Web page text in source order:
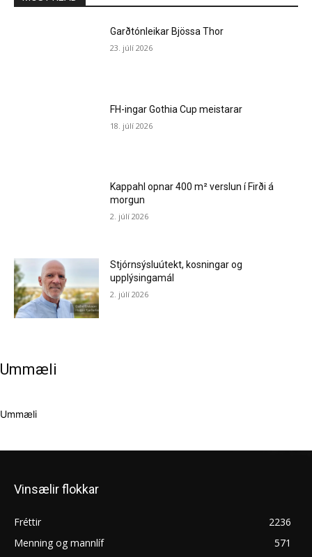
Garðtónleikar Bjössa Thor
23. júlí 2026
FH-ingar Gothia Cup meistarar
18. júlí 2026
Kappahl opnar 400 m² verslun í Firði á
morgun
2. júlí 2026
Stjórnsýsluútekt, kosningar og
upplýsingamál
2. júlí 2026
Ummæli
Ummæli
Vinsælir flokkar
Fréttir
2236
Menning og mannlíf
571